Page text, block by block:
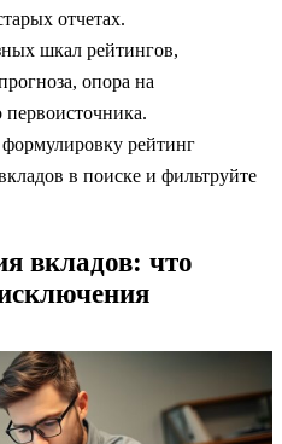
отчетах.
шкал рейтингов,
опора на
рейтинг
в поиске и фильтруйте
вкладов: что